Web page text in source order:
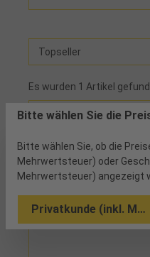
Es wurden 1 Artikel
Bitte wählen Sie die
Bitte wählen Sie, ob die
Mehrwertsteuer) oder
Mehrwertsteuer) angezeigt
Privatkunde (inkl.